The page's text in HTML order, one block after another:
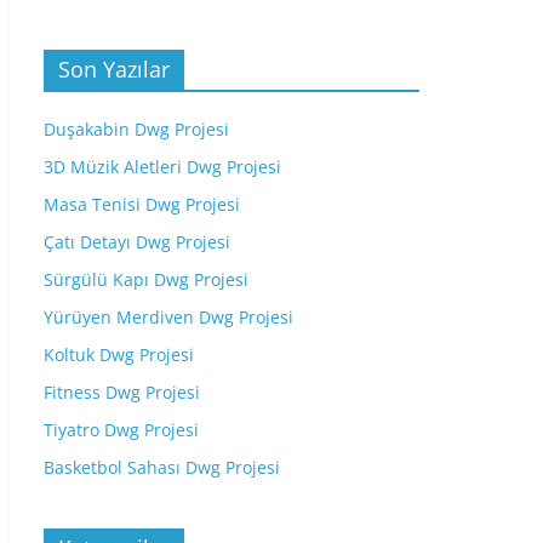
Son Yazılar
Duşakabin Dwg Projesi
3D Müzik Aletleri Dwg Projesi
Masa Tenisi Dwg Projesi
Çatı Detayı Dwg Projesi
Sürgülü Kapı Dwg Projesi
Yürüyen Merdiven Dwg Projesi
Koltuk Dwg Projesi
Fitness Dwg Projesi
Tiyatro Dwg Projesi
Basketbol Sahası Dwg Projesi